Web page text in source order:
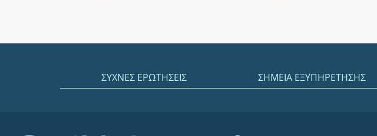
ΣΥΧΝΕΣ ΕΡΩΤΗΣΕΙΣ ΣΗΜΕΙΑ ΕΞΥΠΗΡΕΤΗΣΗΣ